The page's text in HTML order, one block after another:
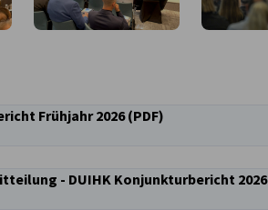
Frühjahr 2026 (PDF)
- DUIHK Konjunkturbericht 2026